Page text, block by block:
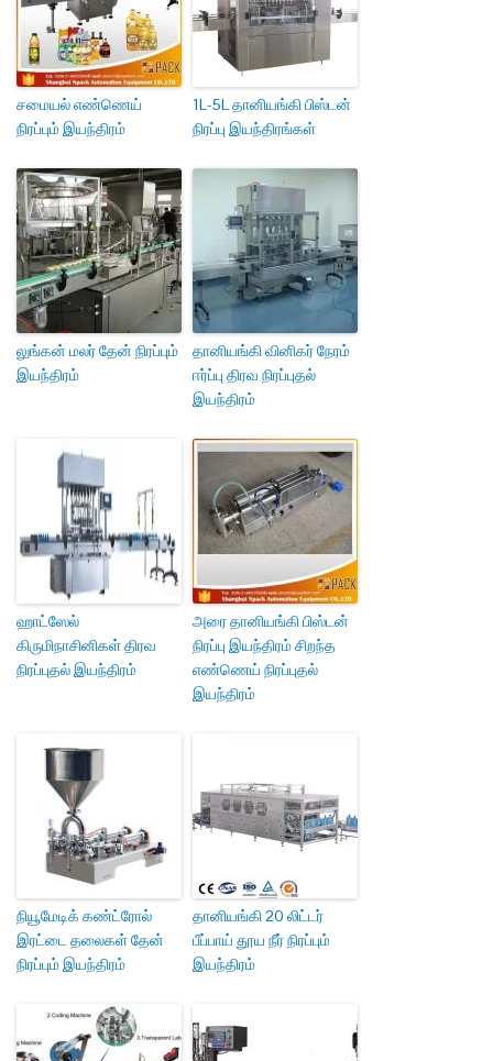
சமையல் எண்ணெய்
நிரப்பும் இயந்திரம்
1L-5L தானியங்கி பிஸ்டன்
நிரப்பு இயந்திரங்கள்
லுங்கன் மலர் தேன் நிரப்பும்
இயந்திரம்
தானியங்கி வினிகர் நேரம்
ஈர்ப்பு திரவ நிரப்புதல்
இயந்திரம்
ஹாட்ஸேல்
கிருமிநாசினிகள் திரவ
நிரப்புதல் இயந்திரம்
அரை தானியங்கி பிஸ்டன்
நிரப்பு இயந்திரம் சிறந்த
எண்ணெய் நிரப்புதல்
இயந்திரம்
நியூமேடிக் கண்ட்ரோல்
இரட்டை தலைகள் தேன்
நிரப்பும் இயந்திரம்
தானியங்கி 20 லிட்டர்
பீப்பாய் தூய நீர் நிரப்பும்
இயந்திரம்